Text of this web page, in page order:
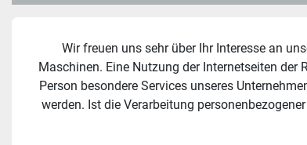
Wir freuen uns sehr über Ihr Interesse an
Maschinen. Eine Nutzung der Internetseiten
Person besondere Services unseres
werden. Ist die Verarbeitung